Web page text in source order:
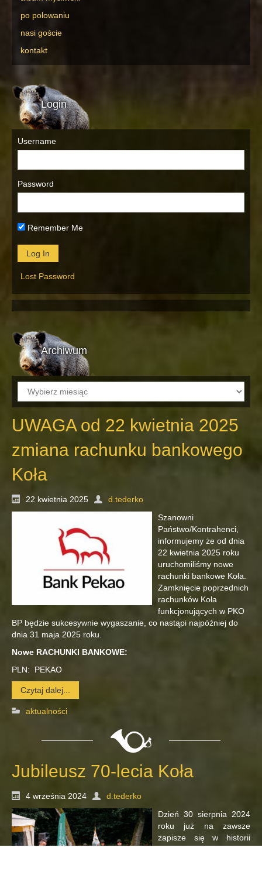
po polowaniu
nasi goście
kontakt
Login
Username
Password
Remember Me
Lost Password
Archiwum
Archiwum
UWAGA od 22 kwietnia 2025
zmiana rachunku bankowego
Koła
22 kwietnia 2025
d.tederko
Szanowni
Państwo/Kontrahenci,
informujemy że od dnia
22 kwietnia 2025 roku
uruchomiliśmy nowe
rachunki bankowe Koła.
Zamknięcie poprzednich
rachunków Koła
funkcjonujących w PKO
BP będzie sukcesywnie wygaszanie, co nastąpi najpóźniej do
dnia 31 maja 2025 roku.
Nowe RACHUNKI BANKOWE:
PLN: PEKAO
Czytaj dalej...
aktualności
Jubileusz 70-lecia Koła
4 września 2024
d.tederko
Dzień 30 sierpnia 2024
roku już na zawsze
zapisze się w historii